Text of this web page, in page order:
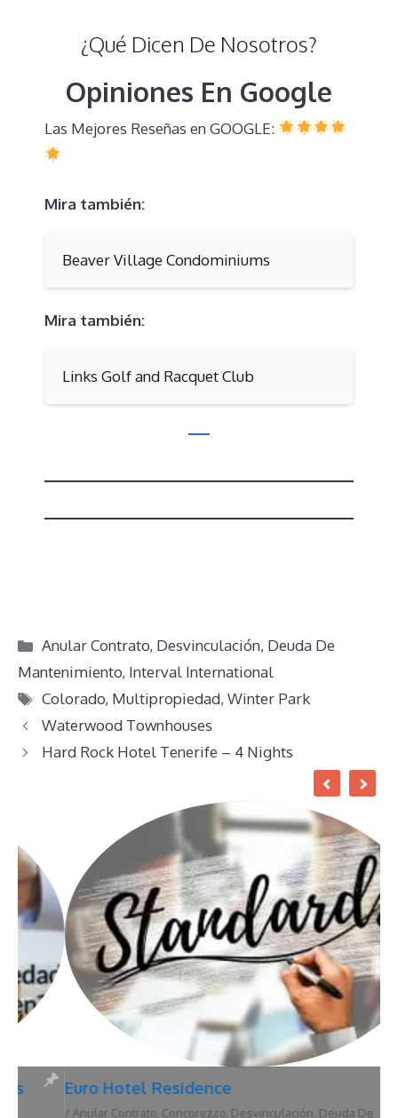
¿Qué Dicen De Nosotros?
Opiniones En Google
Las Mejores Reseñas en GOOGLE:
Mira también:
Beaver Village Condominiums
Mira también:
Links Golf and Racquet Club
Categorías
Anular Contrato, Desvinculación, Deuda De
Mantenimiento, Interval International
Etiquetas
Colorado, Multipropiedad,Winter Park
Waterwood Townhouses
Hard Rock Hotel Tenerife – 4 Nights
Euro Hotel Residence
Anular Contrato ,Concorezzo,Desvinculación,Deuda De